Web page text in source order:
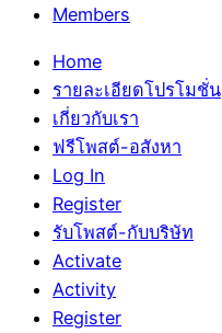
Members
Home
รายละเอียดโปรโมชั่น
เกี่ยวกับเรา
ฟรีโพสต์-อสังหา
Log In
Register
รับโพสต์-กับบริษัท
Activate
Activity
Register